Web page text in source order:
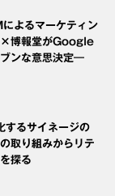
よるマーケティン
×博報堂がGoogle
ンな意思決定―
するサイネージの
取り組みからリテ
探る